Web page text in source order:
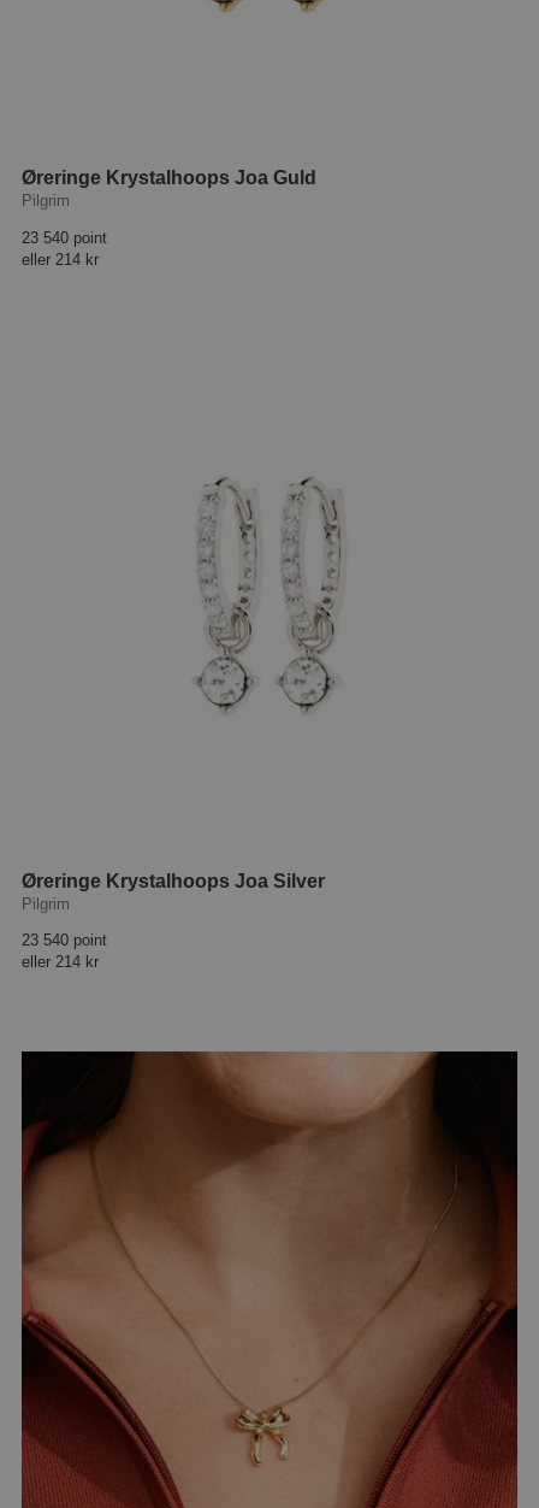
Øreringe Krystalhoops Joa Guld
Pilgrim
23 540 point
eller 214 kr
Øreringe Krystalhoops Joa Silver
Pilgrim
23 540 point
eller 214 kr